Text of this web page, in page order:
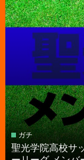
ガチ
聖光学院高校サ